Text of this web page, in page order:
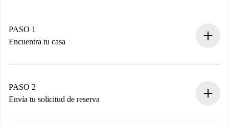
PASO 1
Encuentra tu casa
Tienes toda la información necesaria por adelantado.
PASO 2
Envía tu solicitud de reserva